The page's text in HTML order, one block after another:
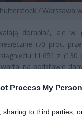
Process My
sharing to third parties,
/ Warszawa
dorabiać, ale w
(70 proc.
11 651 zł
na podstawie
to 939,61 zł dla
osoby. Do